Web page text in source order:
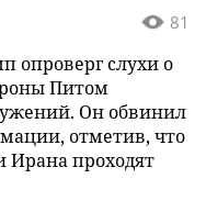
81
опроверг слухи о
Питом
Он обвинил
отметив, что
Ирана проходят